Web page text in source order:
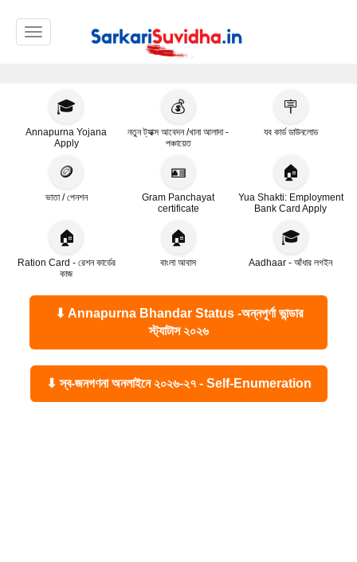
Toggle navigation
🎓
Annapurna Yojana
Apply
💰
নতুন ট্যাক্স আবেদন /খানা আলাদা -
পঞ্চায়েত
🪧
যব কার্ড ডাউনলোড
🪙
ভাতা / পেনশন
🪪
Gram Panchayat
certificate
🏠
Yua Shakti: Employment
Bank Card Apply
🏠
Ration Card - রেশন কার্ডের
কাজ
🏠
বাংলা আবাস
🎓
Aadhaar - আঁধার লগইন
⬇ Annapurna Bhandar Status -অন্নপূর্ণা ভান্ডার
স্ট্যাটাস ২০২৬
⬇ স্ব-জনগণনা অনলাইনে ২০২৬-২৭ - Self-Enumeration